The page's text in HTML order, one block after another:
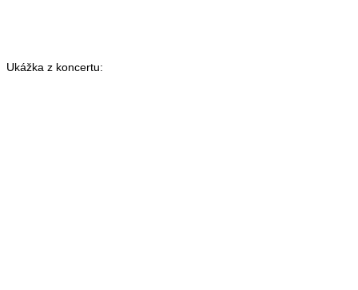
Ukážka z koncertu: